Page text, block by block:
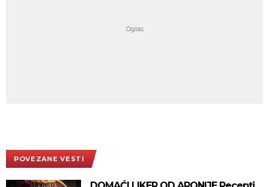
POVEZANE VESTI